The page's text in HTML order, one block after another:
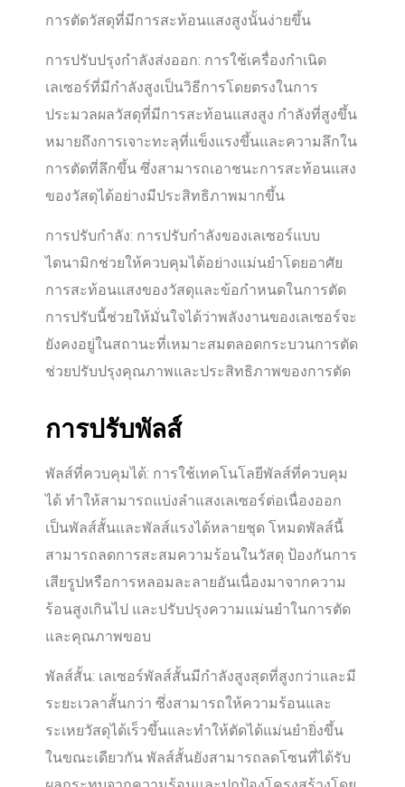
การตัดวัสดุที่มีการสะท้อนแสงสูงนั้นง่ายขึ้น
การปรับปรุงกำลังส่งออก: การใช้เครื่องกำเนิด
เลเซอร์ที่มีกำลังสูงเป็นวิธีการโดยตรงในการ
ประมวลผลวัสดุที่มีการสะท้อนแสงสูง กำลังที่สูงขึ้น
หมายถึงการเจาะทะลุที่แข็งแรงขึ้นและความลึกใน
การตัดที่ลึกขึ้น ซึ่งสามารถเอาชนะการสะท้อนแสง
ของวัสดุได้อย่างมีประสิทธิภาพมากขึ้น
การปรับกำลัง: การปรับกำลังของเลเซอร์แบบ
ไดนามิกช่วยให้ควบคุมได้อย่างแม่นยำโดยอาศัย
การสะท้อนแสงของวัสดุและข้อกำหนดในการตัด
การปรับนี้ช่วยให้มั่นใจได้ว่าพลังงานของเลเซอร์จะ
ยังคงอยู่ในสถานะที่เหมาะสมตลอดกระบวนการตัด
ช่วยปรับปรุงคุณภาพและประสิทธิภาพของการตัด
การปรับพัลส์
พัลส์ที่ควบคุมได้: การใช้เทคโนโลยีพัลส์ที่ควบคุม
ได้ ทำให้สามารถแบ่งลำแสงเลเซอร์ต่อเนื่องออก
เป็นพัลส์สั้นและพัลส์แรงได้หลายชุด โหมดพัลส์นี้
สามารถลดการสะสมความร้อนในวัสดุ ป้องกันการ
เสียรูปหรือการหลอมละลายอันเนื่องมาจากความ
ร้อนสูงเกินไป และปรับปรุงความแม่นยำในการตัด
และคุณภาพขอบ
พัลส์สั้น: เลเซอร์พัลส์สั้นมีกำลังสูงสุดที่สูงกว่าและมี
ระยะเวลาสั้นกว่า ซึ่งสามารถให้ความร้อนและ
ระเหยวัสดุได้เร็วขึ้นและทำให้ตัดได้แม่นยำยิ่งขึ้น
ในขณะเดียวกัน พัลส์สั้นยังสามารถลดโซนที่ได้รับ